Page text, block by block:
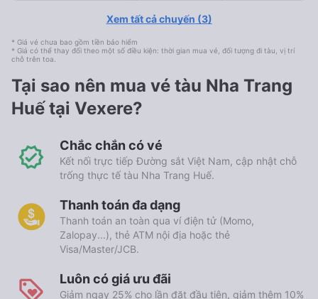
Xem tất cả chuyến (3)
* Giá vé chưa bao gồm tiền bảo hiểm
* Giá có thể thay đổi theo một số điều kiện: thời gian mua vé, đối tượng đi tàu, vị trí
chỗ trên toa.
Tại sao nên mua vé tàu Nha Trang
Huế tại Vexere?
Chắc chắn có vé
Kết nối trực tiếp Đường sắt Việt Nam, cập nhật chỗ
trống thực tế tàu Nha Trang Huế.
Thanh toán đa dạng
Thanh toán an toàn qua ví điện tử (Momo,
Zalopay...), thẻ ATM nội địa hoặc thẻ
Visa/Master/JCB.
Luôn có giá ưu đãi
Giảm ngay 25% cho lần đặt đầu tiên, giảm thêm 10%